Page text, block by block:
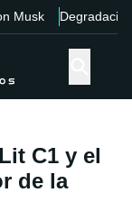
Musk Degradación
C1 y el
de la